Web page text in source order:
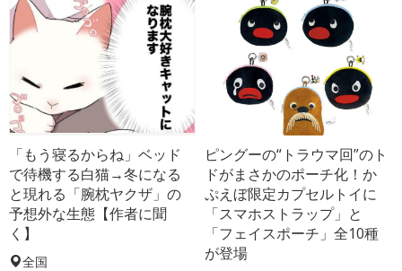
「もう寝るからね」ベッド
で待機する白猫→冬になる
と現れる「腕枕ヤクザ」の
予想外な生態【作者に聞
く】
全国
ピングーの“トラウマ回”のト
ドがまさかのポーチ化！か
ぷえぼ限定カプセルトイに
「スマホストラップ」と
「フェイスポーチ」全10種
が登場